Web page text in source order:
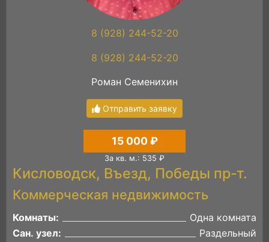
8 (928) 244-52-20
8 (928) 244-52-20
Роман Семенихин
Отправить заявку
15 000 ₽
За кв. м.: 535 ₽
Кисловодск, Въезд, Победы пр-т.
Коммерческая недвижимость
Комнаты:
Одна комната
Сан. узел:
Раздельный